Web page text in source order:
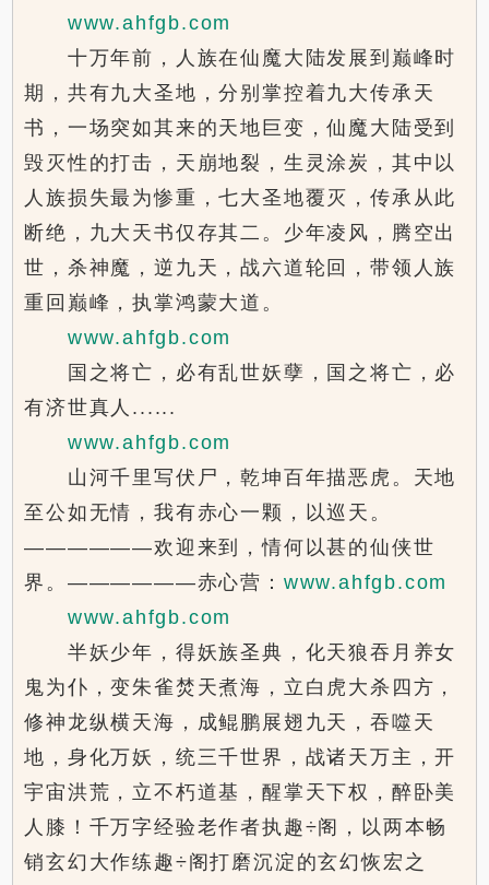
www.ahfgb.com
十万年前，人族在仙魔大陆发展到巅峰时
期，共有九大圣地，分别掌控着九大传承天
书，一场突如其来的天地巨变，仙魔大陆受到
毁灭性的打击，天崩地裂，生灵涂炭，其中以
人族损失最为惨重，七大圣地覆灭，传承从此
断绝，九大天书仅存其二。少年凌风，腾空出
世，杀神魔，逆九天，战六道轮回，带领人族
重回巅峰，执掌鸿蒙大道。
www.ahfgb.com
国之将亡，必有乱世妖孽，国之将亡，必
有济世真人......
www.ahfgb.com
山河千里写伏尸，乾坤百年描恶虎。天地
至公如无情，我有赤心一颗，以巡天。
——————欢迎来到，情何以甚的仙侠世
界。——————赤心营： www.ahfgb.com
www.ahfgb.com
半妖少年，得妖族圣典，化天狼吞月养女
鬼为仆，变朱雀焚天煮海，立白虎大杀四方，
修神龙纵横天海，成鲲鹏展翅九天，吞噬天
地，身化万妖，统三千世界，战诸天万主，开
宇宙洪荒，立不朽道基，醒掌天下权，醉卧美
人膝！千万字经验老作者执趣÷阁，以两本畅
销玄幻大作练趣÷阁打磨沉淀的玄幻恢宏之